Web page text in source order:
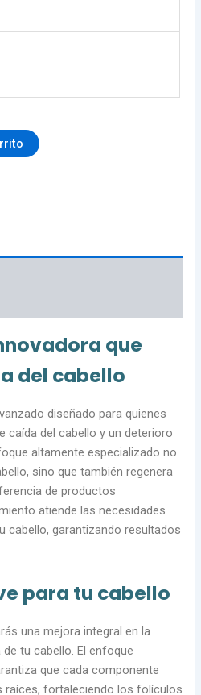
que
del cabello
diseñado para quienes
caída del cabello y un deterioro
altamente especializado no
sino que también regenera
de productos
atiende las necesidades
cabello, garantizando resultados
para tu cabello
una mejora integral en la
tu cabello. El enfoque
que cada componente
raíces, fortaleciendo los folículos